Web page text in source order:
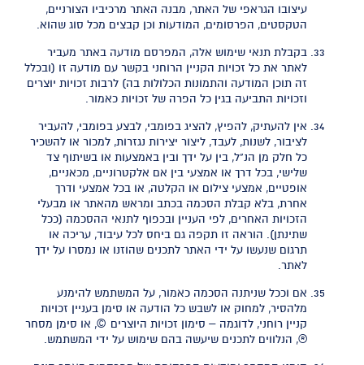
עיצובו הגראפי של האתר, מבנה האתר מרכיביו הצורניים,
הטקסטים, הפרסומים, המודעות וכן קבצים מכל סוג שהוא.
בקבלת תנאי שימוש אלה, המפרסם מודעה באתר מעביר
לאתר את כל זכויות הקניין הרוחני בקשר עם מודעה זו (ובכלל
זה תוכן המודעה והתמונות הכלולות בה) לרבות זכויות יוצרים
וזכויות התביעה בגין כל הפרה של זכויות כאמור.
אין להעתיק, להפיץ, להציג בפומבי, לבצע בפומבי, להעביר
לציבור, לשנות, לעבד, ליצור יצירות נגזרות, למכור או להשכיר
כל חלק מן הנ"ל, בין על ידך ובין באמצעות או בשיתוף צד
שלישי, בכל דרך או אמצעי בין אם אלקטרוניים, מכאניים,
אופטיים, אמצעי צילום או הקלטה, או בכל אמצעי ודרך
אחרת, בלא קבלת הסכמה בכתב ומראש מהאתר או מבעלי
הזכויות האחרים, לפי העניין ובכפוף לתנאי ההסכמה (ככל
שתינתן). הוראה זו תקפה גם ביחס לכל עיבוד, עריכה או
תרגום שנעשו על ידי האתר לתכנים שהוזנו או נמסרו על ידך
לאתר.
אם וככל שניתנה הסכמה כאמור, על המשתמש להימנע
מלהסיר, למחוק או לשבש כל הודעה או סימן בעניין זכויות
קניין רוחני, לדוגמה – סימון זכויות היוצרים ©, או סימן מסחר
®, הנלווים לתכנים שיעשה בהם שימוש על ידי המשתמש.